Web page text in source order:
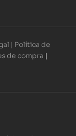
| Política de
de compra |